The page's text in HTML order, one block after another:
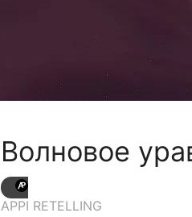
Волновое
APPI RETELLING